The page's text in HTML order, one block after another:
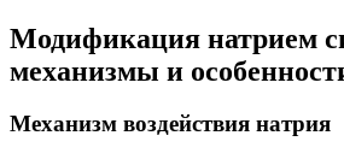
Модификация натрием
механизмы и
Механизм воздействия натрия